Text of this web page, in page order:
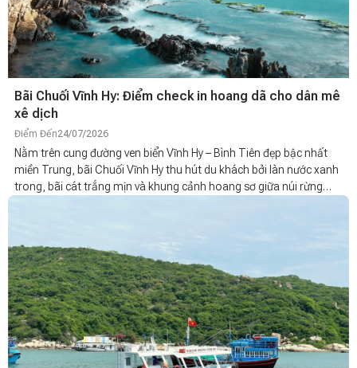
Bãi Chuối Vĩnh Hy: Điểm check in hoang dã cho dân mê
xê dịch
Điểm Đến24/07/2026
Nằm trên cung đường ven biển Vĩnh Hy – Bình Tiên đẹp bậc nhất
miền Trung, bãi Chuối Vĩnh Hy thu hút du khách bởi làn nước xanh
trong, bãi cát trắng mịn và khung cảnh hoang sơ giữa núi rừng